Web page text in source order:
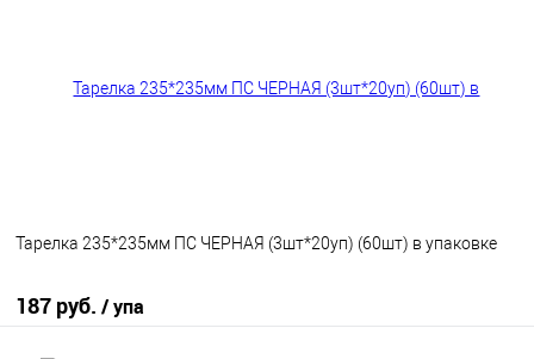
Тарелка 235*235мм ПС ЧЕРНАЯ (3шт*20уп) (60шт) в упаковке
187 руб. / упа